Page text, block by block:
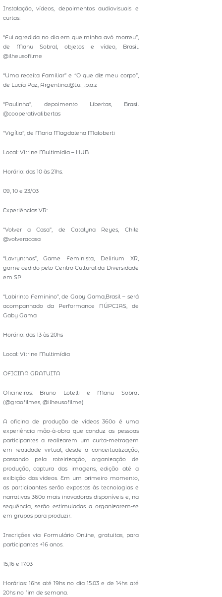
Instalação, vídeos, depoimentos audiovisuais e
curtas:
“Fui agredida no dia em que minha avó morreu”,
de Manu Sobral, objetos e vídeo, Brasil.
@ilheusofilme
“Uma receita Familiar” e “O que diz meu corpo”,
de Lucía Paz, Argentina.@l.u._.p.a.z
“Paulinha”, depoimento Libertas, Brasil
@cooperativalibertas
“Vigília”, de Maria Magdalena Maloberti
Local: Vitrine Multimídia – HUB
Horário: das 10 às 21hs.
09, 10 e 23/03
Experiências VR:
“Volver a Casa”, de Catalyna Reyes, Chile
@volveracasa
“Lavrynthos”, Game Feminista, Delirium XR,
game cedido pelo Centro Cultural da Diversidade
em SP
“Labirinto Feminino”, de Gaby Gama,Brasil – será
acompanhado da Performance NÚPCIAS, de
Gaby Gama
Horário: das 13 às 20hs
Local: Vitrine Multimídia
OFICINA GRATUITA
Oficineiros: Bruno Lotelli e Manu Sobral
(@graofilmes, @ilheusofilme)
A oficina de produção de vídeos 360o é uma
experiência mão-à-obra que conduz as pessoas
participantes a realizarem um curta-metragem
em realidade virtual, desde a conceitualização,
passando pela roteirização, organização de
produção, captura das imagens, edição até a
exibição dos vídeos. Em um primeiro momento,
as participantes serão expostas às tecnologias e
narrativas 360o mais inovadoras disponíveis e, na
sequência, serão estimuladas a organizarem-se
em grupos para produzir.
Inscrições via Formulário Online, gratuitas, para
participantes +16 anos.
15,16 e 17.03
Horários: 16hs até 19hs no dia 15.03 e de 14hs até
20hs no fim de semana.